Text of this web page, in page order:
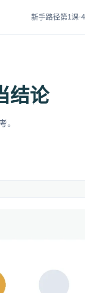
新手路径第1课
结论
。